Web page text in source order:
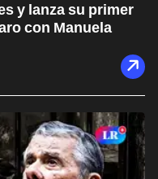
y lanza su primer
con Manuela